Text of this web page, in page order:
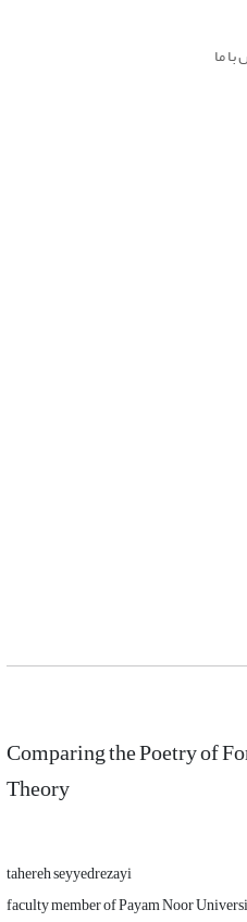
ما
Comparing the Poetry of
Theory
tahereh seyyedrezayi
faculty member of Payam Noor